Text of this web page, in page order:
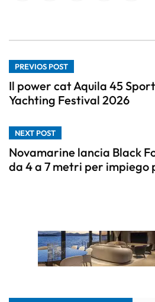
PREVIOS POST
Il power cat Aquila 45
Yachting Festival 2026
NEXT POST
Novamarine lancia Black
da 4 a 7 metri per impiego